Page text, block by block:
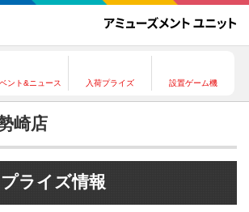
ント&ニュース 入荷プライズ 設置ゲーム機
崎店
ライズ情報